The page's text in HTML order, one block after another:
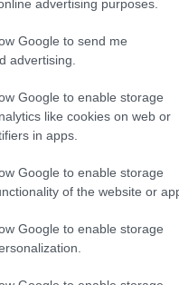
advertising purposes.
Google to send me
advertising.
Google to enable storage
like cookies on web or
in apps.
Google to enable storage
of the website or
Google to enable storage
ήταν αρκετή».
ότι θα
«μόνο αν υφίστατο
του
εμπιστοσύνης».